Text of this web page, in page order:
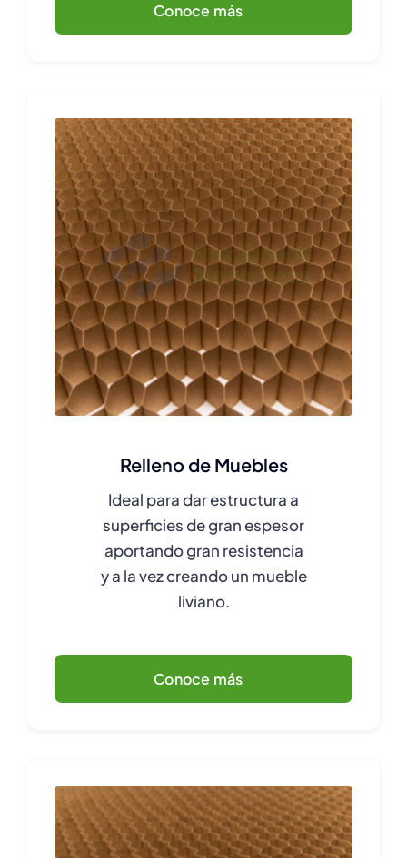
Conoce más
Relleno de Muebles
Ideal para dar estructura a
superficies de gran espesor
aportando gran resistencia
y a la vez creando un mueble
liviano.
Conoce más